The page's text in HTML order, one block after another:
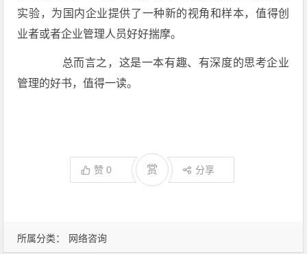
所属分类： 网络咨询
实验，为国内企业提供了一种新的视角和样本，值得创
业者或者企业管理人员好好揣摩。
总而言之，这是一本有趣、有深度的思考企业
管理的好书，值得一读。
赞0 赏 分享